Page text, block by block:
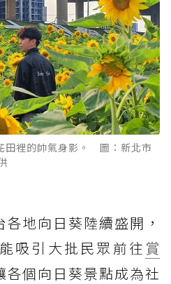
田裡的帥氣身影。 圖：新北市
地向日葵陸續盛開，
吸引大批民眾前往 賞
各個向日葵景點成為社